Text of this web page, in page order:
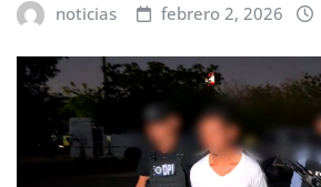
noticias febrero 2, 2026